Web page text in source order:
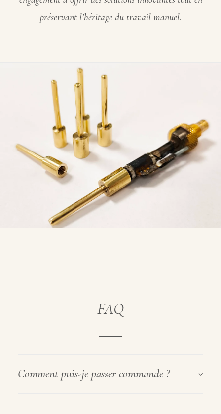
préservant l’héritage du travail manuel.
FAQ
Comment puis-je passer commande ?